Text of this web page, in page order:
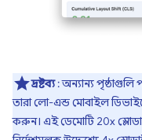
দ্রষ্টব্য: অন্যান্য পৃষ্ঠাগুলি
তারা লো-এন্ড মোবাইল
করুন। এই ডেমোটি 20x